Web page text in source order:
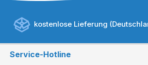
kostenlose Lieferung
Service-Hotline